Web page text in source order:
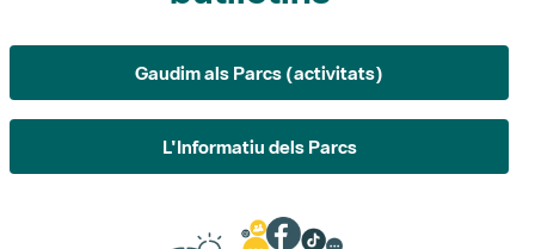
L'Informatiu dels Parcs